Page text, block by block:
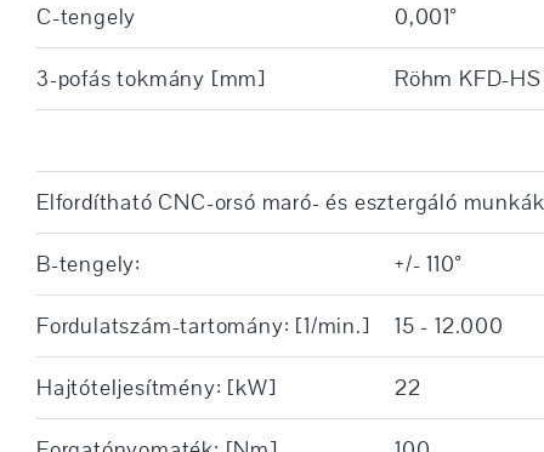
C-tengely 0,001°
3-pofás tokmány [mm] Röhm KFD-
Elfordítható CNC-orsó maró- és esztergáló
B-tengely: +/- 110°
Fordulatszám-tartomány: [1/min.] 15 - 12.000
Hajtóteljesítmény: [kW] 22